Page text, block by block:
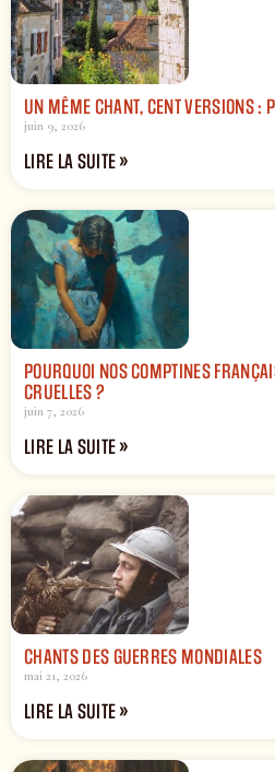
UN MÊME CHANT, CENT VERSIONS :
juin 9, 2026
LIRE LA SUITE »
POURQUOI NOS COMPTINES
CRUELLES ?
juin 7, 2026
LIRE LA SUITE »
CHANTS DES GUERRES MONDIALES
mai 21, 2026
LIRE LA SUITE »